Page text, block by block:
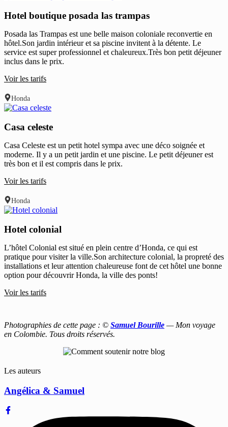
Hotel boutique posada las trampas
Posada las Trampas est une belle maison coloniale reconvertie en
hôtel.Son jardin intérieur et sa piscine invitent à la détente. Le
service est super professionnel et chaleureux.Très bon petit déjeuner
inclus dans le prix.
Voir les tarifs
Honda
Casa celeste
Casa Celeste est un petit hotel sympa avec une déco soignée et
moderne. Il y a un petit jardin et une piscine. Le petit déjeuner est
très bon et il est compris dans le prix.
Voir les tarifs
Honda
Hotel colonial
L’hôtel Colonial est situé en plein centre d’Honda, ce qui est
pratique pour visiter la ville.Son architecture colonial, la propreté des
installations et leur attention chaleureuse font de cet hôtel une bonne
option pour découvrir Honda, la ville des ponts!
Voir les tarifs
Photographies de cette page : © Samuel Bourille — Mon voyage
en Colombie. Tous droits réservés.
Les auteurs
Angélica & Samuel